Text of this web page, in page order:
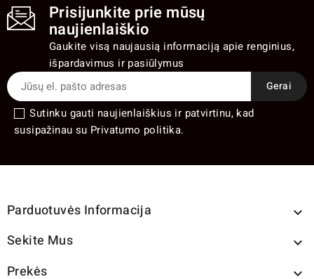
Prisijunkite prie mūsų
naujienlaiškio
Gaukite visą naujausią informaciją apie renginius,
išpardavimus ir pasiūlymus
Sutinku gauti naujienlaiškius ir patvirtinu, kad
susipažinau su Privatumo politika.
Parduotuvės Informacija 
Sekite Mus 
Prekės 